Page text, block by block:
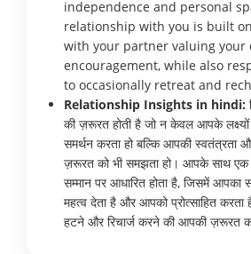
independence and personal
relationship with you is built
with your partner valuing your
encouragement, while also
to occasionally retreat and
Relationship Insights in hindi:
की ज़रूरत होती है जो न केवल आपके लक्ष्यों
समर्थन करता हो बल्कि आपकी स्वतंत्रता
ज़रूरत को भी समझता हो। आपके साथ एक
सम्मान पर आधारित होता है, जिसमें आपका
महत्व देता है और आपको प्रोत्साहित करता
हटने और रिचार्ज करने की आपकी ज़रूरत